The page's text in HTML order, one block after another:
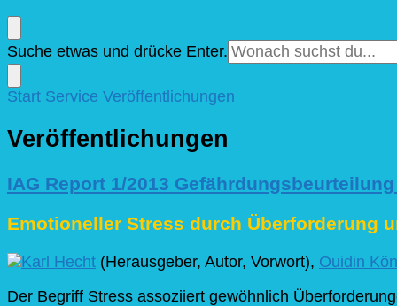
Suchst
du
nach
etwas?
Suche etwas und drücke Enter.
Start Service Veröffentlichungen
Veröffentlichungen
IAG Report 1/2013
Emotioneller Stress durch Überforderung
Karl Hecht (Herausgeber, Autor, Vorwort), Ouidin
Der Begriff Stress assoziiert gewöhnlich